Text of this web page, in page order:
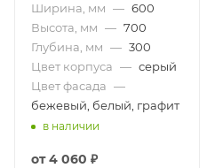
Ширина, мм — 600
Высота, мм — 700
Глубина, мм — 300
Цвет корпуса — серый
Цвет фасада —
бежевый, белый, графит
в наличии
от4 060 ₽